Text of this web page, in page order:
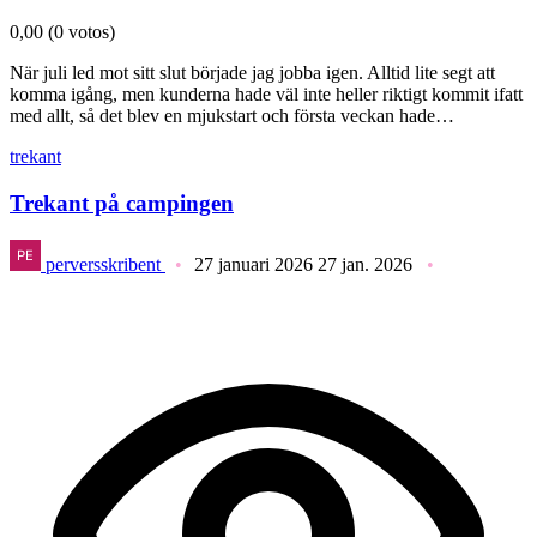
0,00 (0 votos)
När juli led mot sitt slut började jag jobba igen. Alltid lite segt att
komma igång, men kunderna hade väl inte heller riktigt kommit ifatt
med allt, så det blev en mjukstart och första veckan hade…
trekant
Trekant på campingen
perversskribent 27 januari 2026 27 jan. 2026